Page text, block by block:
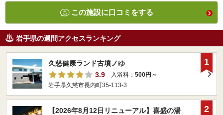
この施設に口コミをする
岩手県の週間アクセスランキング
久慈健康ランド古墳ノゆ
3.9
入浴料： 500円～
岩手県久慈市長内町35-113-3
1
【2026年8月12日リニューアル】喜盛の湯
2